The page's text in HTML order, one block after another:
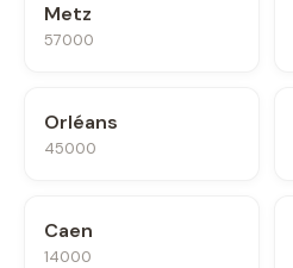
Metz
57000
Orléans
45000
Caen
14000